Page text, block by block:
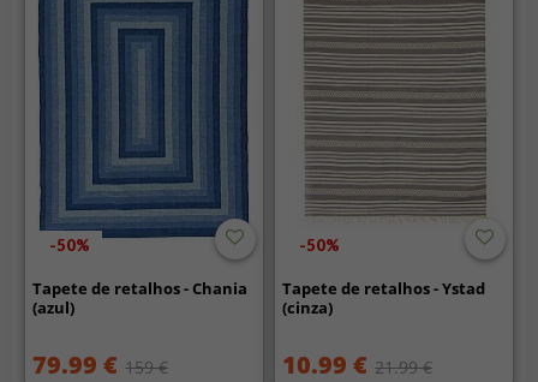
-50%
Tapete de retalhos - Chania
(azul)
79.99 € 159 €
-50%
Tapete de retalhos - Ystad
(cinza)
10.99 € 21.99 €